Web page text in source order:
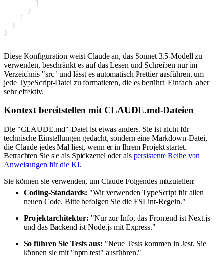
]
}
]
}
}
Diese Konfiguration weist Claude an, das Sonnet 3.5-Modell zu
verwenden, beschränkt es auf das Lesen und Schreiben nur im
Verzeichnis "src" und lässt es automatisch Prettier ausführen, um
jede TypeScript-Datei zu formatieren, die es berührt. Einfach, aber
sehr effektiv.
Kontext bereitstellen mit CLAUDE.md-Dateien
Die "CLAUDE.md"-Datei ist etwas anders. Sie ist nicht für
technische Einstellungen gedacht, sondern eine Markdown-Datei,
die Claude jedes Mal liest, wenn er in Ihrem Projekt startet.
Betrachten Sie sie als Spickzettel oder als persistente Reihe von
Anweisungen für die KI.
Sie können sie verwenden, um Claude Folgendes mitzuteilen:
Coding-Standards: "Wir verwenden TypeScript für allen
neuen Code. Bitte befolgen Sie die ESLint-Regeln."
Projektarchitektur: "Nur zur Info, das Frontend ist Next.js
und das Backend ist Node.js mit Express."
So führen Sie Tests aus: "Neue Tests kommen in Jest. Sie
können sie mit "npm test" ausführen."